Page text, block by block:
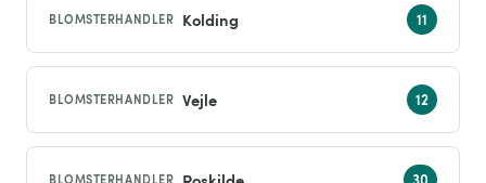
BLOMSTERHANDLER Kolding
BLOMSTERHANDLER Vejle
BLOMSTERHANDLER